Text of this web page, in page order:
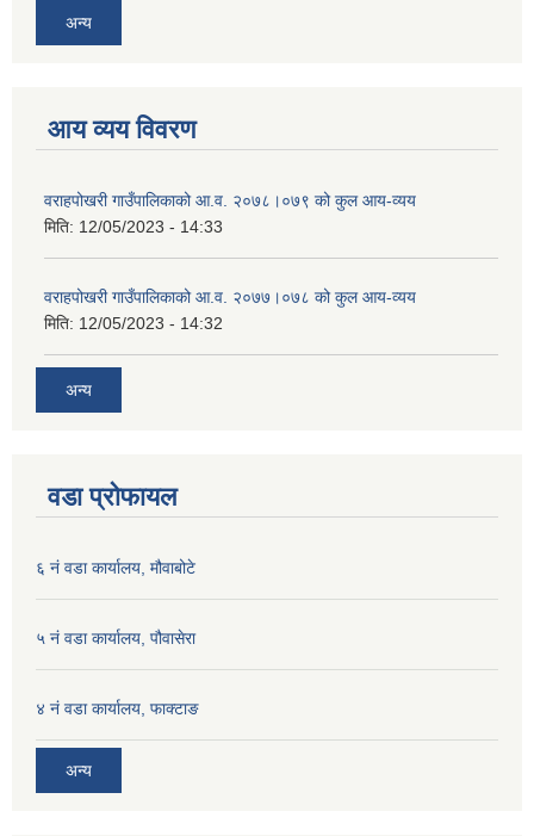
अन्य
आय व्यय विवरण
वराहपोखरी गाउँपालिकाको आ.व. २०७८।०७९ को कुल आय-व्यय
मिति: 12/05/2023 - 14:33
वराहपोखरी गाउँपालिकाको आ.व. २०७७।०७८ को कुल आय-व्यय
मिति: 12/05/2023 - 14:32
अन्य
वडा प्रोफायल
६ नं वडा कार्यालय, मौवाबोटे
५ नं वडा कार्यालय, पौवासेरा
४ नं वडा कार्यालय, फाक्टाङ
अन्य